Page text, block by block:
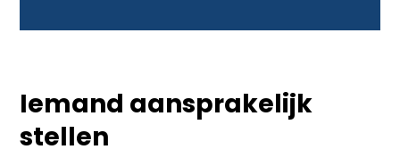
Iemand aansprakelijk
stellen